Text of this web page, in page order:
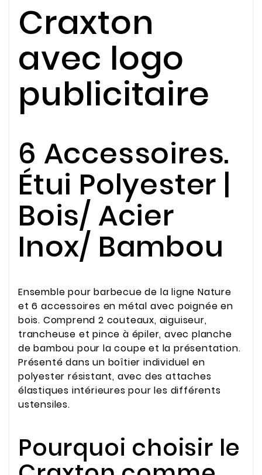
Craxton
avec logo
publicitaire
6 Accessoires.
Étui Polyester |
Bois/ Acier
Inox/ Bambou
Ensemble pour barbecue de la ligne Nature
et 6 accessoires en métal avec poignée en
bois. Comprend 2 couteaux, aiguiseur,
trancheuse et pince à épiler, avec planche
de bambou pour la coupe et la présentation.
Présenté dans un boîtier individuel en
polyester résistant, avec des attaches
élastiques intérieures pour les différents
ustensiles.
Pourquoi choisir le